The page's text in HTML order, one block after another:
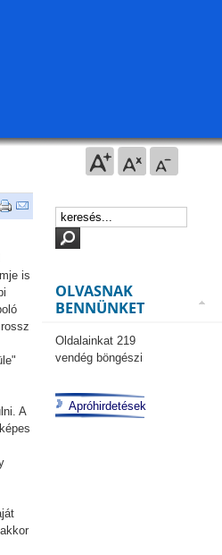
is
A
OLVASNAK
BENNÜNKET
Oldalainkat 219
vendég böngészi
Apróhirdetések